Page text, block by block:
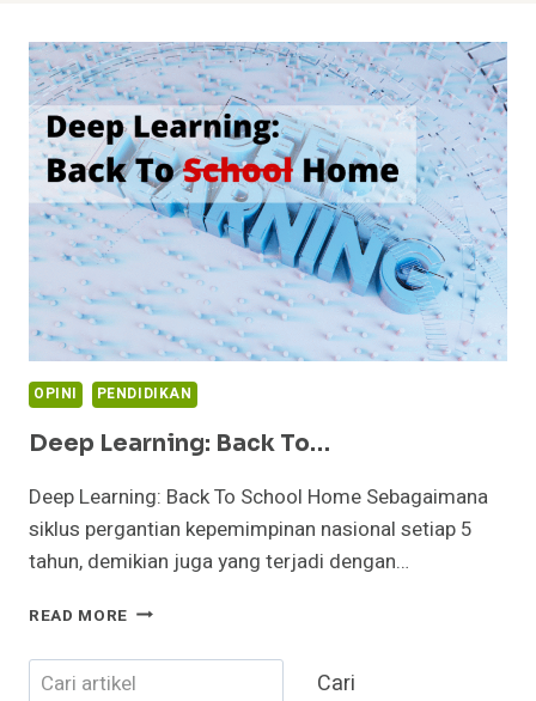
OPINI PENDIDIKAN
Deep Learning: Back To…
Deep Learning: Back To School Home Sebagaimana
siklus pergantian kepemimpinan nasional setiap 5
tahun, demikian juga yang terjadi dengan…
READ MORE DEEP
BACK
TO…
Cari Cari